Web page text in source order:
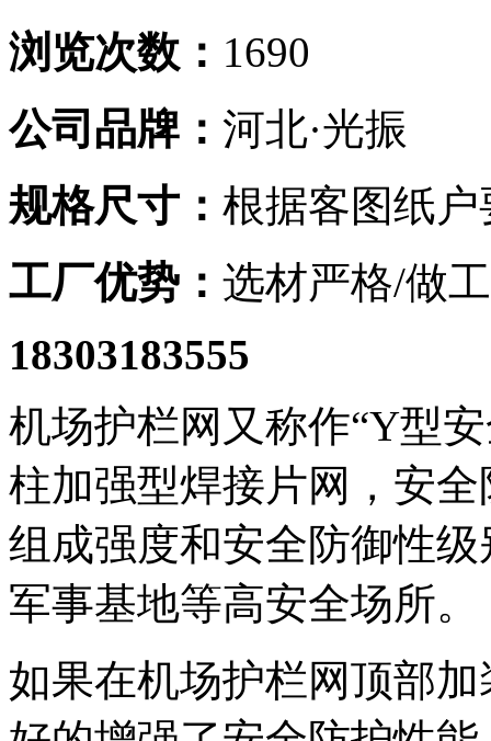
浏览次数： 1690
公司品牌： 河北·光振
规格尺寸： 根据客图纸
工厂优势： 选材严格/做
18303183555
机场护栏网又称作“Y型
柱加强型焊接片网，安
组成强度和安全防御性
军事基地等高安全场所。
如果在机场护栏网顶部